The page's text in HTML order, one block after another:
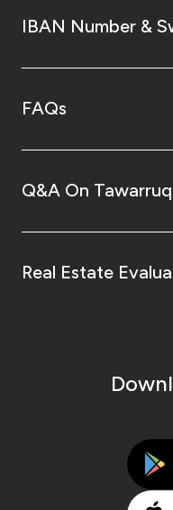
IBAN Number &
FAQs
Q&A On Tawarruq
Real Estate